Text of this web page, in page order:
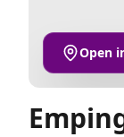
Open